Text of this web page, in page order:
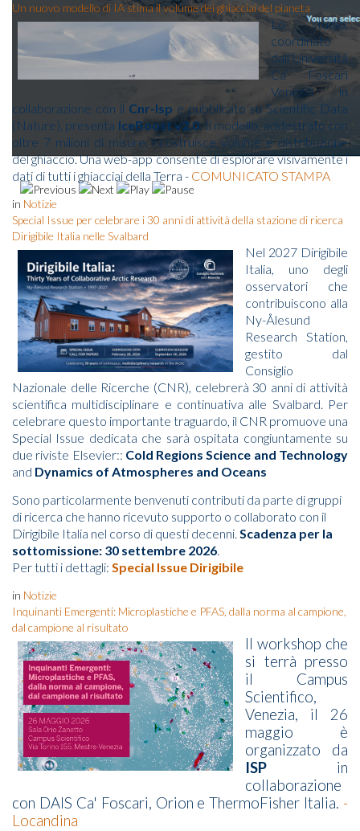
EU-PolarNet 2 has launched an open access Stakeholder Engagement
Un nuovo modello di IA stima il volume dei ghiacciai del pianeta
Lo studio,
coordinato
dall’Università
Ca’ Foscari
Venezia in
collaborazione con il Cnr-Isp e pubblicato su Scientific Data
(Nature), presenta IceBoost v2.0. Il modello, addestrato con
oltre 7 milioni di misure, ricostruisce volume e distribuzione
del ghiaccio. Una web-app consente di esplorare visivamente i
dati di tutti i ghiacciai della Terra - COMUNICATO STAMPA
in Notizie
Special Issue per celebrare i 30 anni di attività della stazione di ricerca
Dirigibile Italia nelle Svalbard
Nel 2027 Dirigibile
Italia, uno degli
osservatori che
contribuiscono alla
Ny-Ålesund
Research Station,
gestito dal
Consiglio
Nazionale delle Ricerche (CNR), celebrerà 30 anni di attività
scientifica multidisciplinare e continuativa alle Svalbard. Per
celebrare questo importante traguardo, il CNR promuove una
Special Issue dedicata che sarà ospitata congiuntamente su
due riviste Elsevier:: Cold Regions Science and Technology
and Dynamics of Atmospheres and Oceans
Sono particolarmente benvenuti contributi da parte di gruppi
di ricerca che hanno ricevuto supporto o collaborato con il
Dirigibile Italia nel corso di questi decenni. Scadenza per la
sottomissione: 30 settembre 2026.
Per tutti i dettagli: Special Issue Dirigibile
in Notizie
Inquinanti Emergenti: Microplastiche e PFAS, dalla norma al campione,
dal campione al risultato
Il workshop che
si terrà presso
il Campus
Scientifico,
Venezia, il 26
maggio è
organizzato da
ISP in
collaborazione
con DAIS Ca' Foscari, Orion e ThermoFisher Italia. -
Locandina